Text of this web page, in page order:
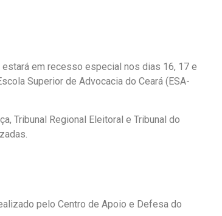
em recesso especial nos dias 16, 17 e
Superior de Advocacia do Ceará (ESA-
Tribunal Regional Eleitoral e Tribunal do
pelo Centro de Apoio e Defesa do